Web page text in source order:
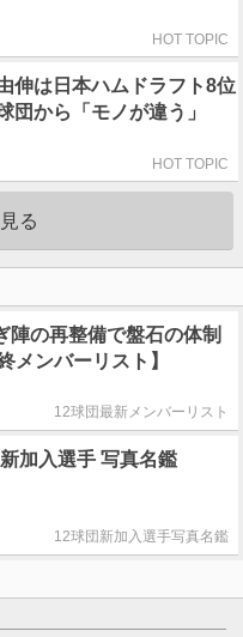
HOT TOPIC
伸は日本ハムドラフト8位
から「モノが違う」
HOT TOPIC
る
陣の再整備で盤石の体制
メンバーリスト】
12球団最新メンバーリスト
加入選手 写真名鑑
12球団新加入選手写真名鑑